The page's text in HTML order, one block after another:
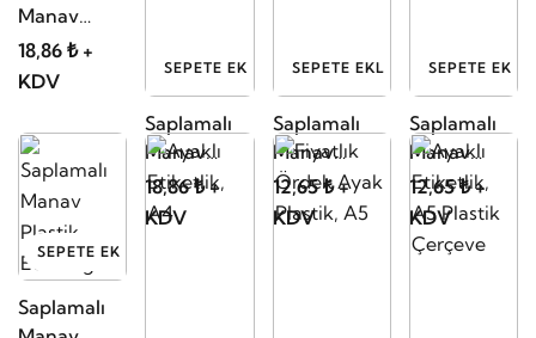
Manav
Plastik
Etiketliği,
Beyaz
18,86 ₺ +
KDV
SEPETE EKLE
Saplamalı
Manav
Plastik
Etiketliği,
18,86 ₺ +
KDV
SEPETE EKLE
Saplamalı
Manav
Plastik
Etiketliği,
12,65 ₺ +
KDV
SEPETE EKLE
Saplamalı
Manav
Plastik
Etiketliği,
Beyaz
12,65 ₺ +
KDV
SEPETE EKLE
Saplamalı